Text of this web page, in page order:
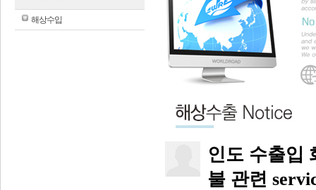
해상수입
인도 수출입
불 관련